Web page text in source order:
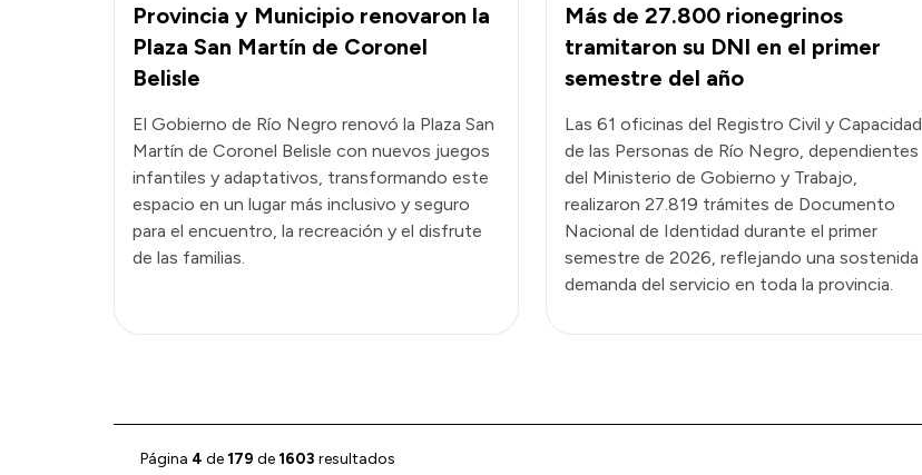
Provincia y Municipio renovaron la
Plaza San Martín de Coronel
Belisle
El Gobierno de Río Negro renovó la Plaza San
Martín de Coronel Belisle con nuevos juegos
infantiles y adaptativos, transformando este
espacio en un lugar más inclusivo y seguro
para el encuentro, la recreación y el disfrute
de las familias.
Más de 27.800 rionegrinos
tramitaron su DNI en el primer
semestre del año
Las 61 oficinas del Registro Civil y Capacidad
de las Personas de Río Negro, dependientes
del Ministerio de Gobierno y Trabajo,
realizaron 27.819 trámites de Documento
Nacional de Identidad durante el primer
semestre de 2026, reflejando una sostenida
demanda del servicio en toda la provincia.
Página 4 de 179 de 1603 resultados